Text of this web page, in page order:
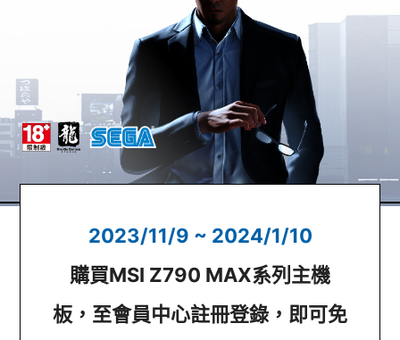
2023/11/9 ~ 2024/1/10
購買MSI Z790 MAX系列主機
板，至會員中心註冊登錄，即可免